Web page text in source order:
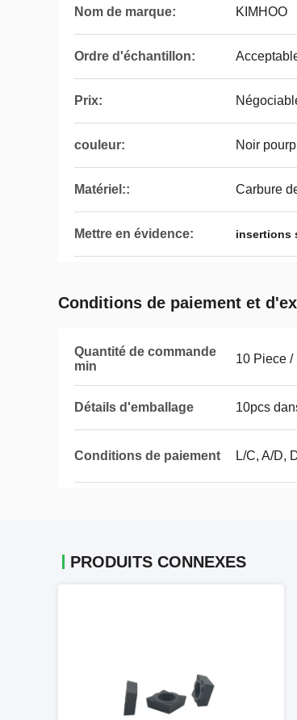
Nom de marque: KIMHOO
Ordre d'échantillon:
Prix:
couleur: Noir
Matériel:: Carbure
Mettre en évidence: insertions
Conditions de paiement et
Quantité de commande
min
10 Piece /
Détails d'emballage 10pcs
Conditions de paiement L/C, A/D,
PRODUITS CONNEXES